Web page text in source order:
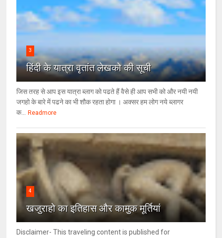
3
हिंदी के यात्रा वृतांत लेखको की सूची
जिस तरह से आप इस यात्रा ब्लाग को पढते हैं वैसे ही आप सभी को और नयी नयी
जगहो के बारे में पढने का भी शौक रहता होगा । अक्सर हम लोग नये ब्लागर
क...
Readmore
4
खजुराहो का इतिहास और कामुक मूर्तियां
Disclaimer- This traveling content is published for